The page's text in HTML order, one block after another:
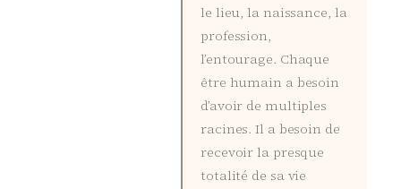
le lieu, la naissance, la
profession,
l’entourage. Chaque
être humain a besoin
d’avoir de multiples
racines. Il a besoin de
recevoir la presque
totalité de sa vie